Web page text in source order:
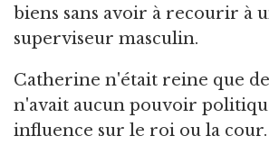
biens sans avoir à recourir à
superviseur masculin.
Catherine n'était reine que
n'avait aucun pouvoir
influence sur le roi ou la